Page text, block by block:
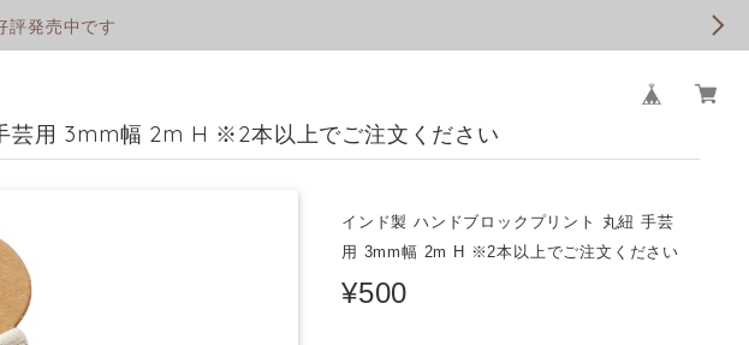
評発売中です
芸用 3mm幅 2m H ※2本以上でご注文ください
インド製 ハンドブロックプリント 丸紐 手芸
用 3mm幅 2m H ※2本以上でご注文ください
¥500